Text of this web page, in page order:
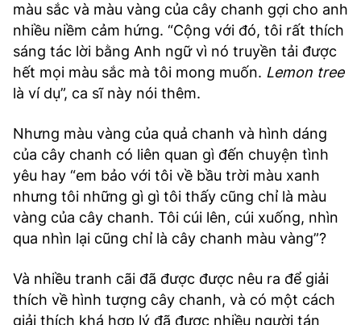
màu sắc và màu vàng của cây chanh gợi cho anh
nhiều niềm cảm hứng. “Cộng với đó, tôi rất thích
sáng tác lời bằng Anh ngữ vì nó truyền tải được
hết mọi màu sắc mà tôi mong muốn. Lemon tree
là ví dụ”, ca sĩ này nói thêm.
Nhưng màu vàng của quả chanh và hình dáng
của cây chanh có liên quan gì đến chuyện tình
yêu hay “em bảo với tôi về bầu trời màu xanh
nhưng tôi những gì gì tôi thấy cũng chỉ là màu
vàng của cây chanh. Tôi cúi lên, cúi xuống, nhìn
qua nhìn lại cũng chỉ là cây chanh màu vàng”?
Và nhiều tranh cãi đã được được nêu ra để giải
thích về hình tượng cây chanh, và có một cách
giải thích khá hợp lý đã được nhiều người tán